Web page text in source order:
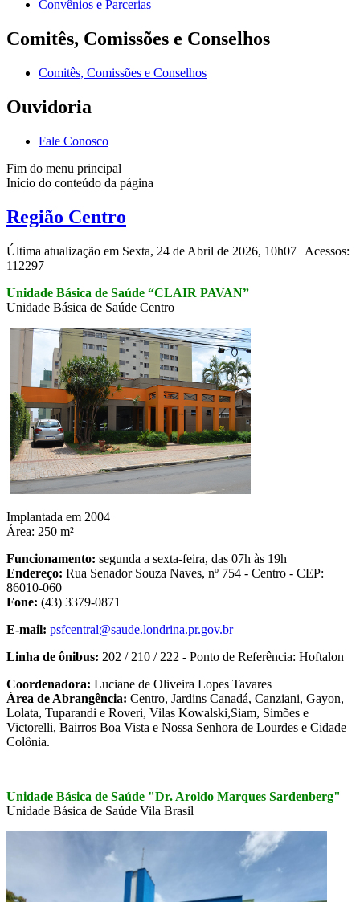
Convênios e Parcerias
Comitês, Comissões e Conselhos
Comitês, Comissões e Conselhos
Ouvidoria
Fale Conosco
Fim do menu principal
Início do conteúdo da página
Região Centro
Última atualização em Sexta, 24 de Abril de 2026, 10h07 | Acessos:
112297
Unidade Básica de Saúde “CLAIR PAVAN”
Unidade Básica de Saúde Centro
Implantada em 2004
Área: 250 m²
Funcionamento: segunda a sexta-feira, das 07h às 19h
Endereço: Rua Senador Souza Naves, nº 754 - Centro - CEP:
86010-060
Fone: (43) 3379-0871
E-mail: psfcentral@saude.londrina.pr.gov.br
Linha de ônibus: 202 / 210 / 222 - Ponto de Referência: Hoftalon
Coordenadora: Luciane de Oliveira Lopes Tavares
Área de Abrangência: Centro, Jardins Canadá, Canziani, Gayon,
Lolata, Tuparandi e Roveri, Vilas Kowalski,Siam, Simões e
Victorelli, Bairros Boa Vista e Nossa Senhora de Lourdes e Cidade
Colônia.
Unidade Básica de Saúde "Dr. Aroldo Marques Sardenberg"
Unidade Básica de Saúde Vila Brasil